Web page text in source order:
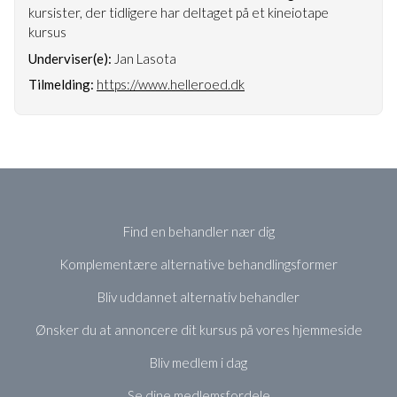
kursister, der tidligere har deltaget på et kineiotape
kursus
Underviser(e): Jan Lasota
Tilmelding: https://www.helleroed.dk
Find en behandler nær dig
Komplementære alternative behandlingsformer
Bliv uddannet alternativ behandler
Ønsker du at annoncere dit kursus på vores hjemmeside
Bliv medlem i dag